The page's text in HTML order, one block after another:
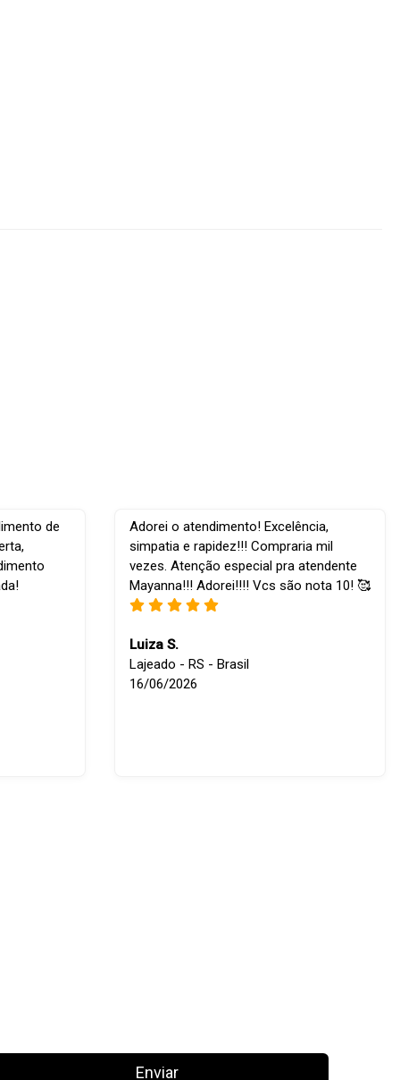
de
Adorei o atendimento! Excelência,
simpatia e rapidez!!! Compraria mil
vezes. Atenção especial pra atendente
Mayanna!!! Adorei!!!! Vcs são nota 10! 🥰
Luiza S.
Lajeado - RS - Brasil
16/06/2026
Enviar